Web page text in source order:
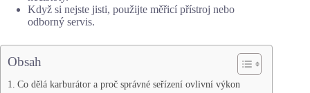
Když si nejste jisti, použijte měřicí přístroj nebo
odborný servis.
Obsah
Co dělá karburátor a proč správné seřízení ovlivní výkon